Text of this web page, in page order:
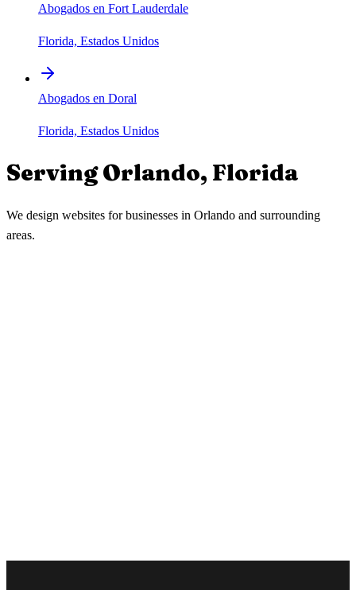
Abogados en Fort Lauderdale
Florida, Estados Unidos
Abogados en Doral
Florida, Estados Unidos
ServingOrlando, Florida
We design websites for businesses in Orlando and surrounding
areas.